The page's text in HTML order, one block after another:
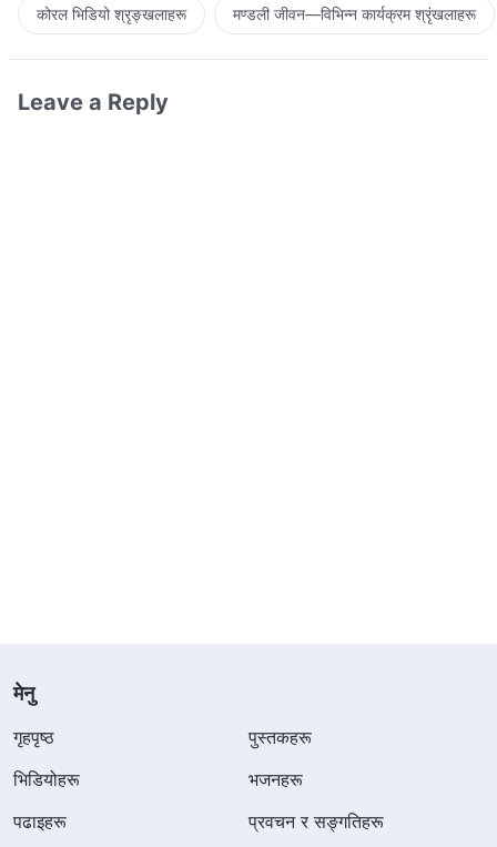
कोरल भिडियो श्रृङ्खलाहरू मण्डली जीवन—विभिन्‍न कार्यक्रम श्रृंखलाहरू
Leave a Reply
मेनु
गृहपृष्ठ
पुस्तकहरू
भिडियोहरू
भजनहरू
पढाइहरू
प्रवचन र सङ्गतिहरू